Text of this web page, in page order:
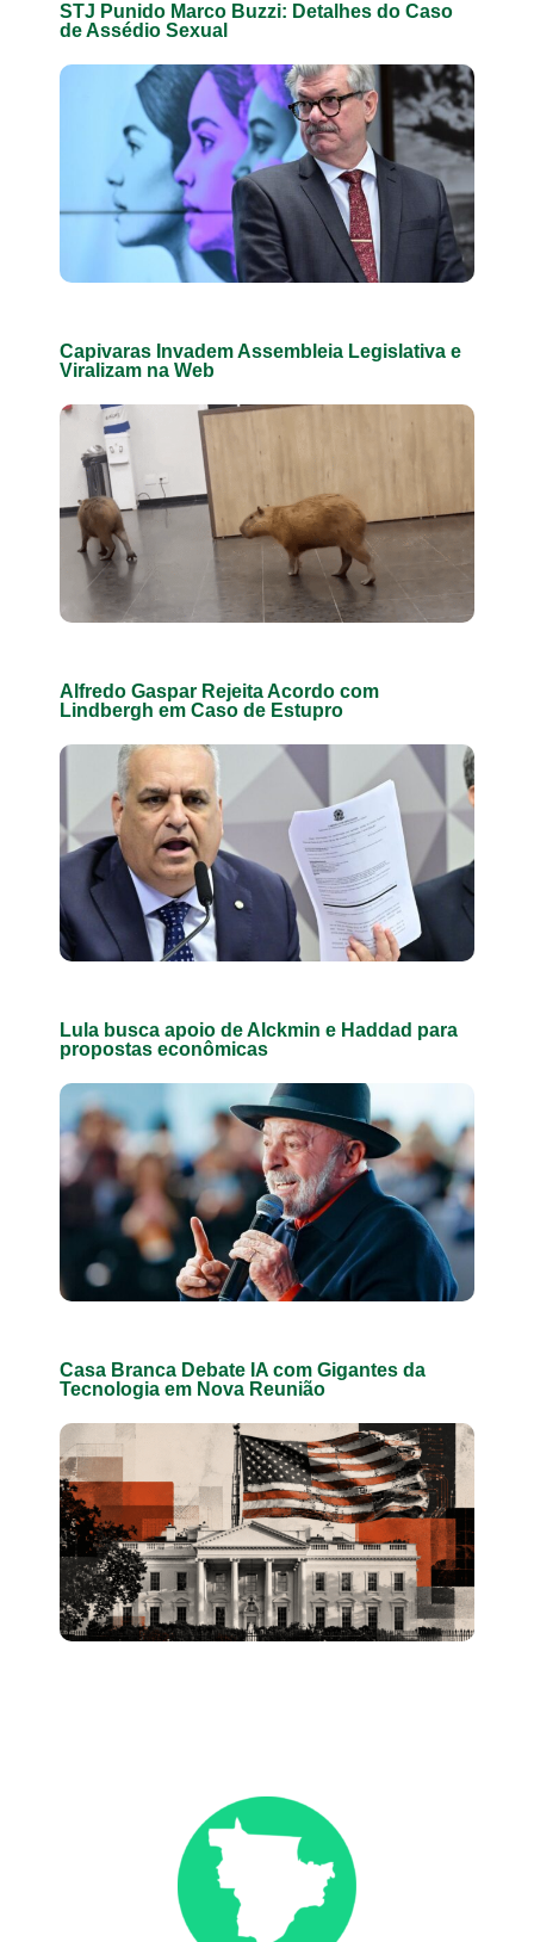
STJ Punido Marco Buzzi: Detalhes do Caso
de Assédio Sexual
Capivaras Invadem Assembleia Legislativa e
Viralizam na Web
Alfredo Gaspar Rejeita Acordo com
Lindbergh em Caso de Estupro
Lula busca apoio de Alckmin e Haddad para
propostas econômicas
Casa Branca Debate IA com Gigantes da
Tecnologia em Nova Reunião